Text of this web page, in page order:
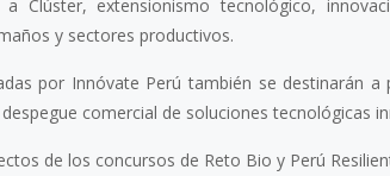
Clúster, extensionismo tecnológico,
y sectores productivos.
por Innóvate Perú también se destinarán
comercial de soluciones tecnológicas
de los concursos de Reto Bio y Perú